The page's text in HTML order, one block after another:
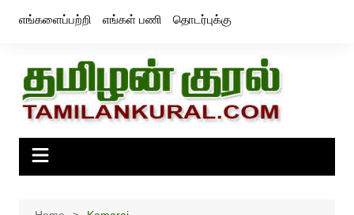
எங்களைப்பற்றி எங்கள் பணி தொடர்புக்கு